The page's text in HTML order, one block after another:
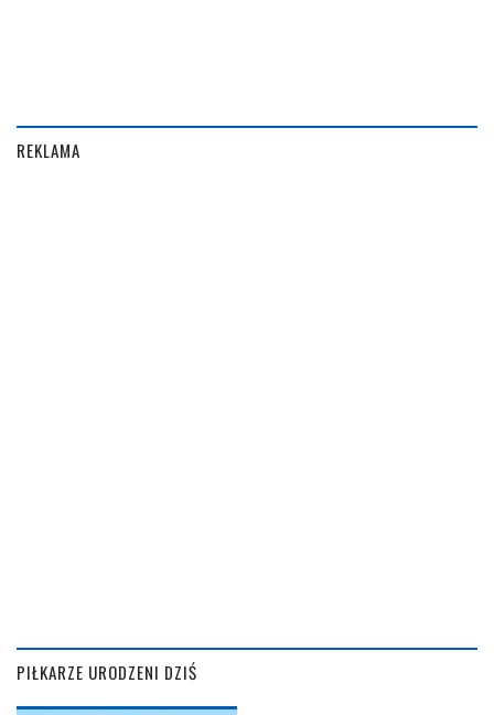
REKLAMA
PIŁKARZE URODZENI DZIŚ